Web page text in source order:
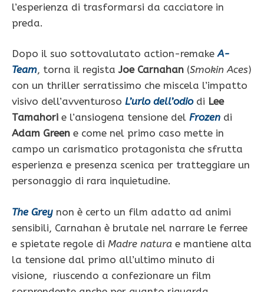
l’esperienza di trasformarsi da cacciatore in
preda.
Dopo il suo sottovalutato action-remakeA-
Team, torna il regista Joe Carnahan (Smokin Aces)
con un thriller serratissimo che miscela l’impatto
visivo dell’avventuroso L’urlo dell’odiodi Lee
Tamahori e l’ansiogena tensione del Frozen di
Adam Green e come nel primo caso mette in
campo un carismatico protagonista che sfrutta
esperienza e presenza scenica per tratteggiare un
personaggio di rara inquietudine.
The Grey non è certo un film adatto ad animi
sensibili, Carnahan è brutale nel narrare le ferree
e spietate regole di Madre natura e mantiene alta
la tensione dal primo all’ultimo minuto di
visione, riuscendo a confezionare un film